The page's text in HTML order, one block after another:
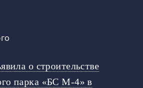
о строительстве
парка «БС М-4» в